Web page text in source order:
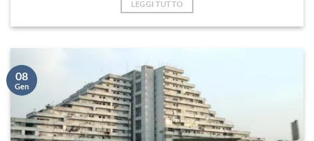
Gen